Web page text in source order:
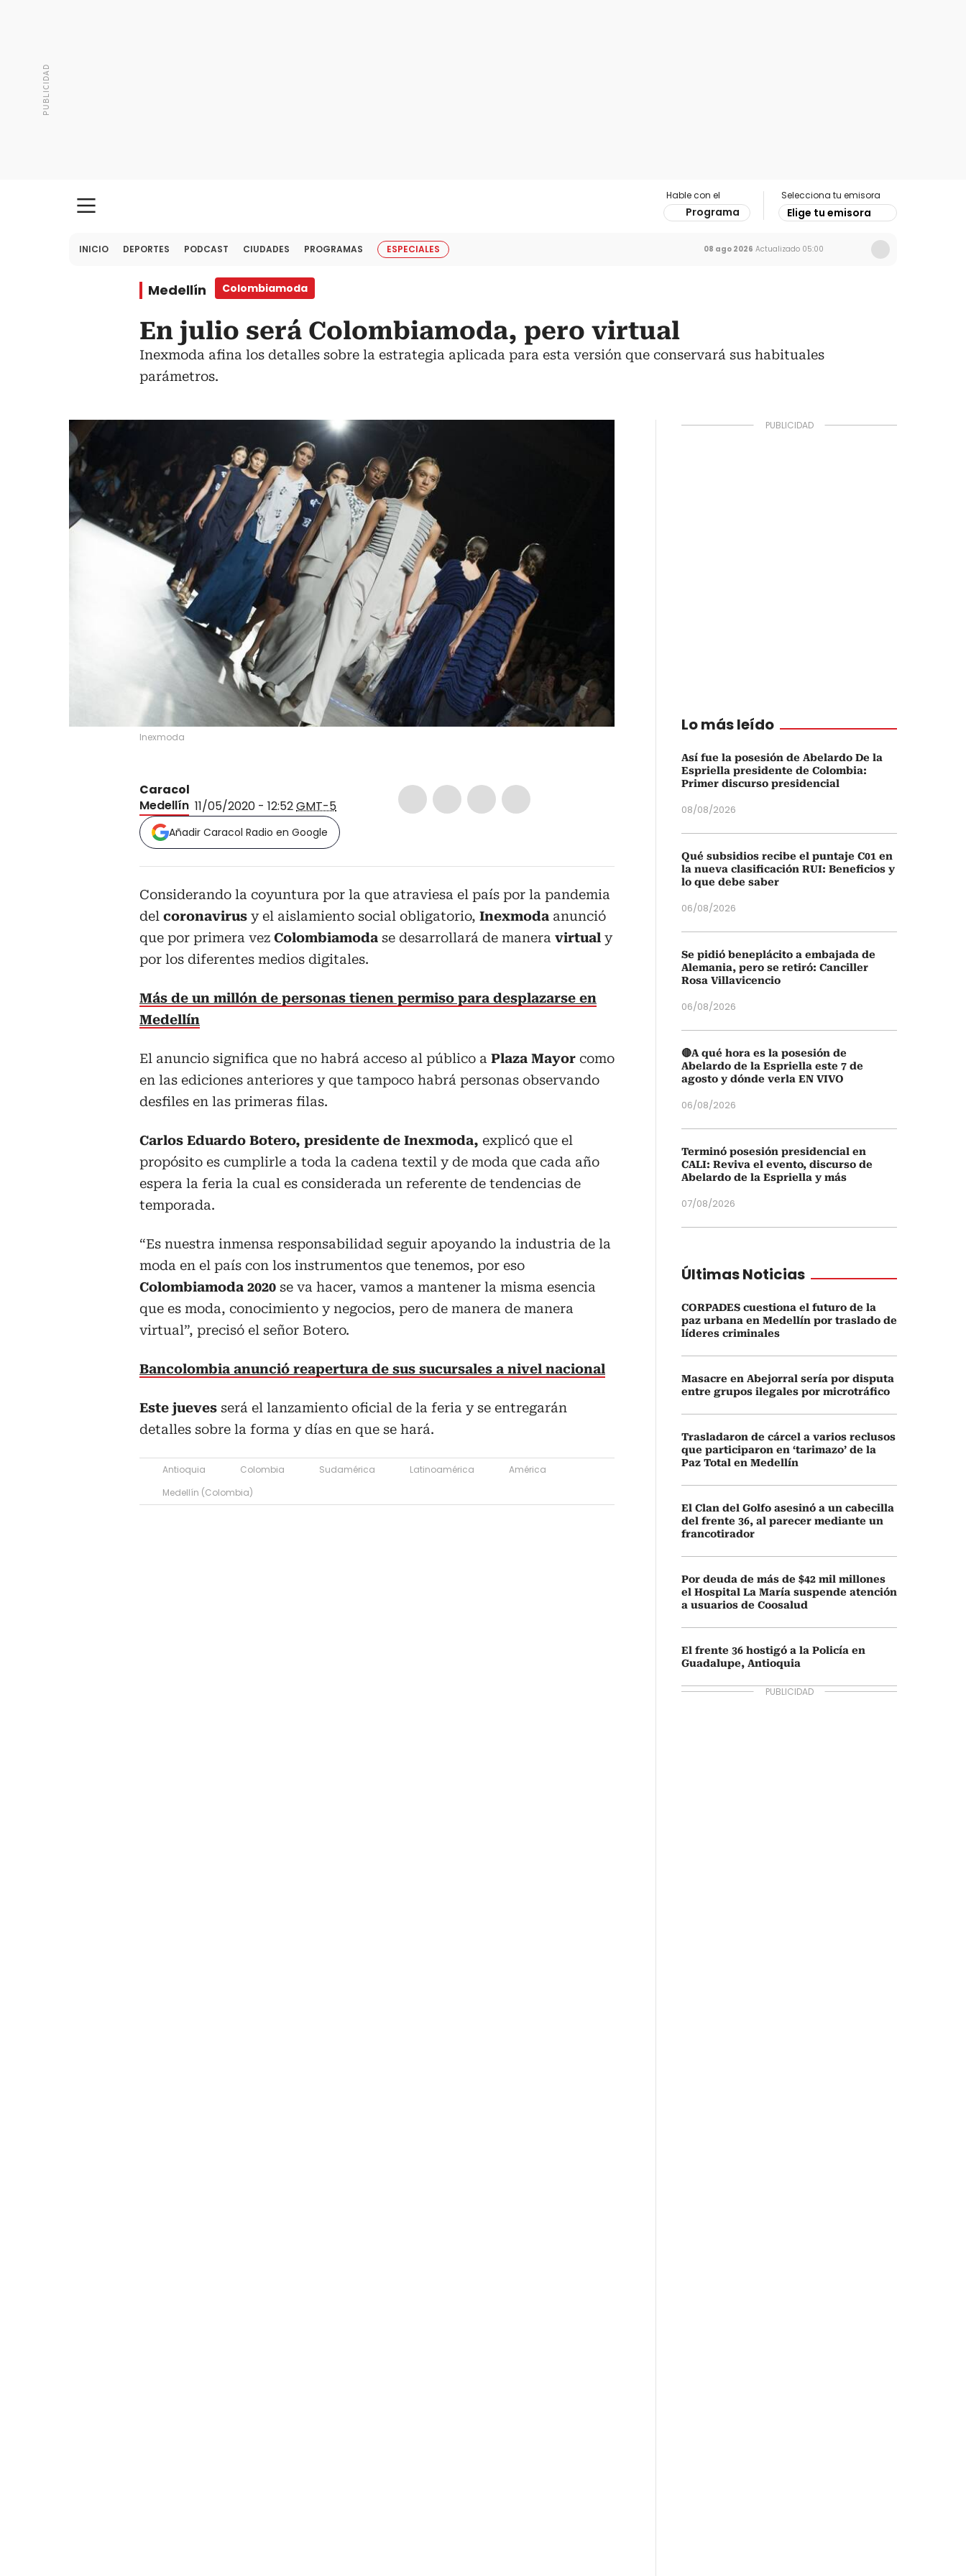
Hable con el
Programa
Selecciona tu emisora
Elige tu emisora
INICIO DEPORTES PODCAST CIUDADES PROGRAMAS ESPECIALES 08 ago 2026 Actualizado 05:00
Medellín Colombiamoda
En julio será Colombiamoda, pero virtual
Inexmoda afina los detalles sobre la estrategia aplicada para esta versión que conservará sus habituales
parámetros.
Inexmoda
Caracol
Medellín 11/05/2020 - 12:52GMT-5
Añadir Caracol Radio en Google
Considerando la coyuntura por la que atraviesa el país por la pandemia
del coronavirus y el aislamiento social obligatorio, Inexmoda anunció
que por primera vez Colombiamoda se desarrollará de manera virtual y
por los diferentes medios digitales.
Más de un millón de personas tienen permiso para desplazarse en
Medellín
El anuncio significa que no habrá acceso al público a Plaza Mayor como
en las ediciones anteriores y que tampoco habrá personas observando
desfiles en las primeras filas.
Carlos Eduardo Botero, presidente de Inexmoda, explicó que el
propósito es cumplirle a toda la cadena textil y de moda que cada año
espera la feria la cual es considerada un referente de tendencias de
temporada.
“Es nuestra inmensa responsabilidad seguir apoyando la industria de la
moda en el país con los instrumentos que tenemos, por eso
Colombiamoda 2020 se va hacer, vamos a mantener la misma esencia
que es moda, conocimiento y negocios, pero de manera de manera
virtual”, precisó el señor Botero.
Bancolombia anunció reapertura de sus sucursales a nivel nacional
Este jueves será el lanzamiento oficial de la feria y se entregarán
detalles sobre la forma y días en que se hará.
Antioquia Colombia Sudamérica Latinoamérica
América
Medellín (Colombia)
Lo más leído
Así fue la posesión de Abelardo De la
Espriella presidente de Colombia:
Primer discurso presidencial
08/08/2026
Qué subsidios recibe el puntaje C01 en
la nueva clasificación RUI: Beneficios y
lo que debe saber
06/08/2026
Se pidió beneplácito a embajada de
Alemania, pero se retiró: Canciller
Rosa Villavicencio
06/08/2026
🔴A qué hora es la posesión de
Abelardo de la Espriella este 7 de
agosto y dónde verla EN VIVO
06/08/2026
Terminó posesión presidencial en
CALI: Reviva el evento, discurso de
Abelardo de la Espriella y más
07/08/2026
Últimas Noticias
CORPADES cuestiona el futuro de la
paz urbana en Medellín por traslado de
líderes criminales
Masacre en Abejorral sería por disputa
entre grupos ilegales por microtráfico
Trasladaron de cárcel a varios reclusos
que participaron en ‘tarimazo’ de la
Paz Total en Medellín
El Clan del Golfo asesinó a un cabecilla
del frente 36, al parecer mediante un
francotirador
Por deuda de más de $42 mil millones
el Hospital La María suspende atención
a usuarios de Coosalud
El frente 36 hostigó a la Policía en
Guadalupe, Antioquia